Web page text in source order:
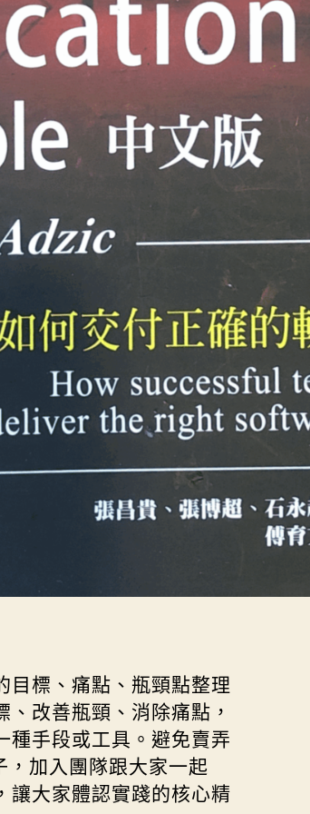
目標、痛點、瓶頸點整理
改善瓶頸、消除痛點，
種手段或工具。避免賣弄
加入團隊跟大家一起
讓大家體認實踐的核心精